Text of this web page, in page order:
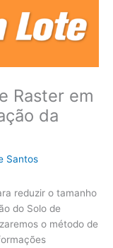
Raster em
da
Santos
reduzir o tamanho
do Solo de
o método de